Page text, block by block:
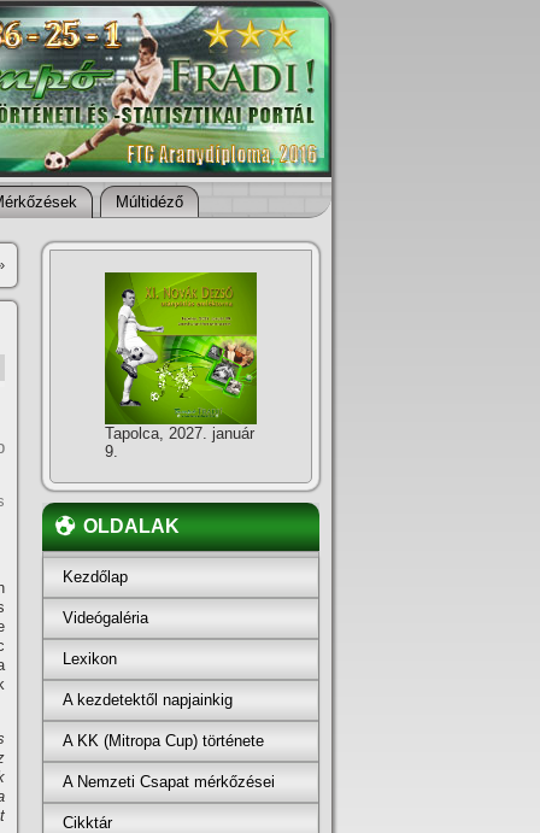
Múltidéző
Tapolca, 2027. január
9.
OLDALAK
Kezdőlap
Videógaléria
Lexikon
A kezdetektől napjainkig
A KK (Mitropa Cup) története
A Nemzeti Csapat mérkőzései
Cikktár